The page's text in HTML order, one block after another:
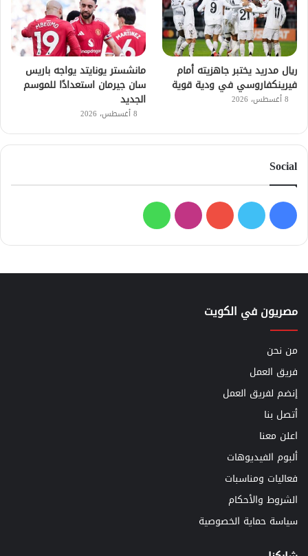
ريال مدريد يختبر جاهزيته أمام
فيرينكفاروسي في ودية قوية
8 أغسطس، 2026
مانشستر يونايتد يواجه باريس
سان جيرمان استعدادًا للموسم
الجديد
8 أغسطس، 2026
Social
فيسبوك
تويتر يوتيوبانستقرامواتساب
مصريون في الكويت
من نحن
فريق العمل
إنضم لفريق العمل
أتصل بنا
اعلن معنا
ألبوم الفيديوهات
فعاليات ومناسبات
الشروط والأحكام
سياسة حماية الخصوصية